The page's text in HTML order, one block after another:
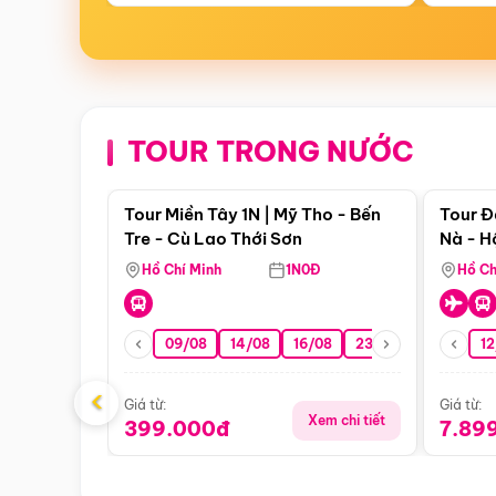
TOUR TRONG NƯỚC
Điểm nổi bật
Tour Miền Tây 1N | Mỹ Tho - Bến
Tre - Cù Lao Thới Sơn
Hồ Chí Minh 1N0Đ
09/08 14/08 16/08 23/08 30/08
Giá từ:
399.000đ Xem chi tiết
Tour
Nà -
Nha
Hồ
Giá từ:
‹